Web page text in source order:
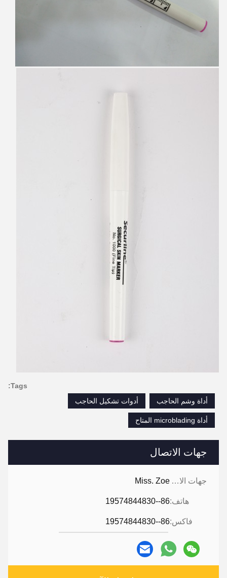
جهات الاتصال
جهات الاتصال: Miss. Zoe
هاتف:86--19574844830
فاكس:86--19574844830
Tags:
أداة وشم الحاجب
أدوات تشكيل الحاجب
أداة microblading المتاح